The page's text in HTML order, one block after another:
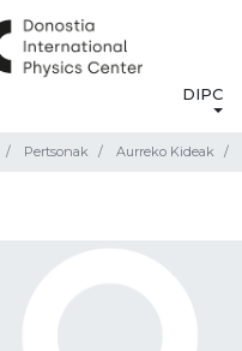
DIPC
Pertsonak Aurreko Kideak